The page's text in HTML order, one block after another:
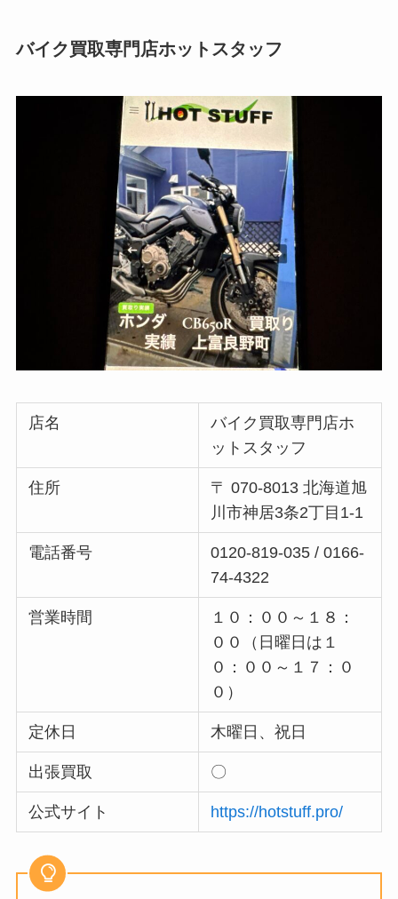
バイク買取専門店ホットスタッフ
店名
バイク買取専門店ホ
ットスタッフ
住所
〒 070-8013 北海道旭
川市神居3条2丁目1-1
電話番号
0120-819-035 / 0166-
74-4322
営業時間
１０：００～１８：
００（日曜日は１
０：００～１７：０
０）
定休日 木曜日、祝日
出張買取 〇
公式サイト https://hotstuff.pro/